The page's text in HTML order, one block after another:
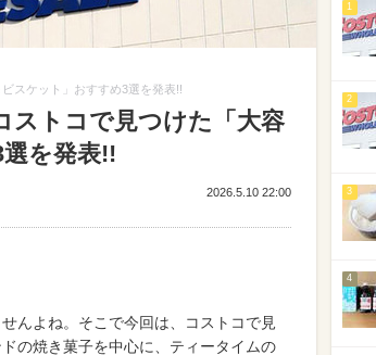
スケット」おすすめ3選を発表!!
ストコで見つけた「大容
を発表!!
2026.5.10 22:00
んよね。そこで今回は、コストコで見
の焼き菓子を中心に、ティータイムの
1
2
3
4